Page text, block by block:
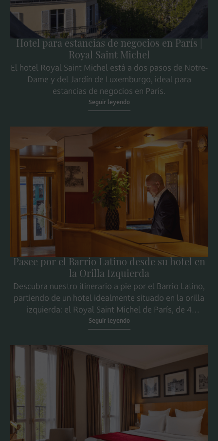
Hotel para estancias de negocios en París |
Royal Saint Michel
El hotel Royal Saint Michel está a dos pasos de Notre-
Dame y del Jardín de Luxemburgo, ideal para
estancias de negocios en París.
Seguir leyendo
Pasee por el Barrio Latino desde su hotel en
la Orilla Izquierda
Descubra nuestro itinerario a pie por el Barrio Latino,
partiendo de un hotel idealmente situado en la orilla
izquierda: el Royal Saint Michel de París, de 4
estrellas.
Seguir leyendo